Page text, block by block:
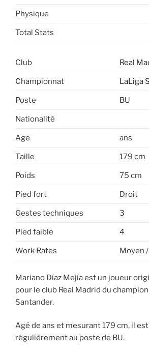
Physique
Total Stats
Club Real
Championnat LaLiga
Poste BU
Nationalité
Age ans
Taille 179 cm
Poids 75 cm
Pied fort Droit
Gestes techniques 3
Pied faible 4
Work Rates Moyen
Mariano Díaz Mejía est un joueur
pour le club Real Madrid du
Santander.
Agé de ans et mesurant 179 cm, il
régulièrement au poste de BU.